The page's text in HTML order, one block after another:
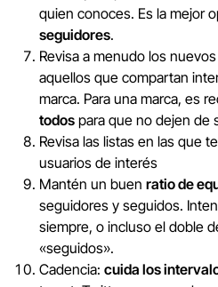
quien conoces. Es la mejor
seguidores.
Revisa a menudo los
aquellos que compartan
marca. Para una marca, es
todos para que no dejen de
Revisa las listas en las que
usuarios de interés
Mantén un buen ratio de
seguidores y seguidos.
siempre, o incluso el doble
«seguidos».
Cadencia: cuida los